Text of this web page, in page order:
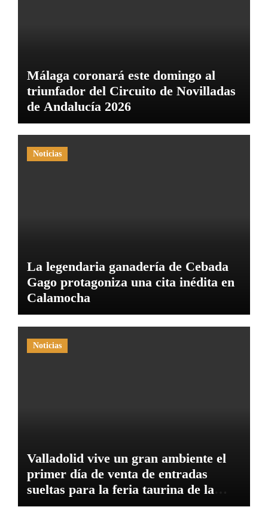
Málaga coronará este domingo al
triunfador del Circuito de Novilladas
de Andalucía 2026
Noticias
La legendaria ganadería de Cebada
Gago protagoniza una cita inédita en
Calamocha
Noticias
Valladolid vive un gran ambiente el
primer día de venta de entradas
sueltas para la feria taurina de la
Virgen de San Lorenzo